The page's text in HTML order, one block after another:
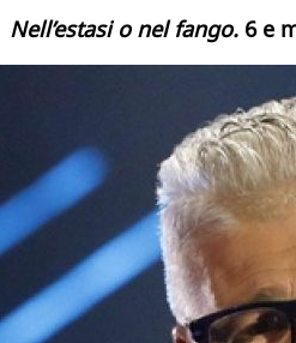
Nell’estasi o nel fango. 6 e